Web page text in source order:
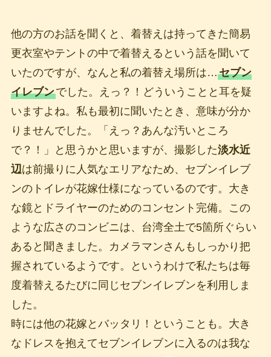
他の方のお話を聞くと、着替えは持ってきた簡易
更衣室やテントの中で着替えるという話を聞いて
いたのですが、なんと私の着替え場所は…セブン
イレブンでした。えっ？！どういうことと耳を疑
いますよね。私も最初に聞いたとき、意味が分か
りませんでした。「えっ？あんな汚いところ
で？！」と思うかと思いますが、撮影した淡水近
辺は前撮りに人気なエリアなため、セブンイレブ
ンのトイレが花嫁仕様になっているのです。大き
な鏡とドライヤーのためのコンセント完備。この
ような広さのコンビニは、台湾全土で5箇所ぐらい
あると聞きました。カメラマンさんもしっかり把
握されているようです。というわけで私たちは毎
度着替えるたびに同じセブンイレブンを利用しま
した。
時には他の花嫁とバッタリ！ということも。大き
なドレスを抱えてセブンイレブンに入るのは我な